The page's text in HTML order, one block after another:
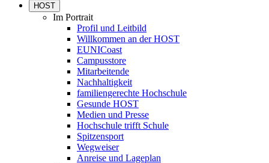
HOST
Im Portrait
Profil und Leitbild
Willkommen an der HOST
EUNICoast
Campusstore
Mitarbeitende
Nachhaltigkeit
familiengerechte Hochschule
Gesunde HOST
Medien und Presse
Hochschule trifft Schule
Spitzensport
Wegweiser
Anreise und Lageplan